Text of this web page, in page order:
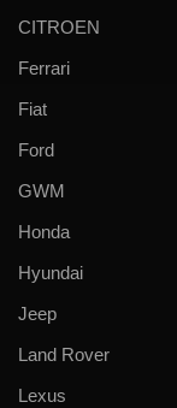
CITROEN
Ferrari
Fiat
Ford
GWM
Honda
Hyundai
Jeep
Land Rover
Lexus